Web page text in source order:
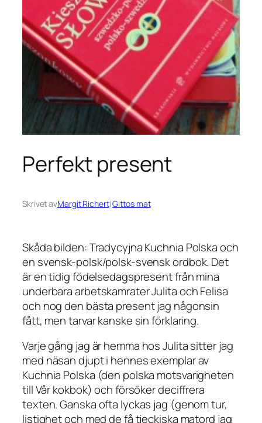
Perfekt present
Skrivet avMargit RichertiGittos mat
Skåda bilden: Tradycyjna Kuchnia Polska och
en svensk-polsk/polsk-svensk ordbok. Det
är en tidig födelsedagspresent från mina
underbara arbetskamrater Julita och Felisa
och nog den bästa present jag någonsin
fått, men tarvar kanske sin förklaring.
Varje gång jag är hemma hos Julita sitter jag
med näsan djupt i hennes exemplar av
Kuchnia Polska (den polska motsvarigheten
till Vår kokbok) och försöker deciffrera
texten. Ganska ofta lyckas jag (genom tur,
listighet och med de få tjeckiska matord jag